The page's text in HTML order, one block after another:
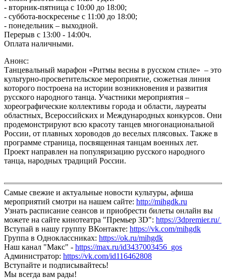
- вторник-пятница с 10:00 до 18:00;
- суббота-воскресенье с 11:00 до 18:00;
- понедельник – выходной.
Перерыв с 13:00 - 14:00ч.
Оплата наличными.
Анонс:
Танцевальный марафон «Ритмы весны в русском стиле» – это
культурно-просветительское мероприятие, сюжетная линия
которого построена на истории возникновения и развития
русского народного танца. Участники мероприятия –
хореографические коллективы города и области, лауреаты
областных, Всероссийских и Международных конкурсов. Они
продемонстрируют всю красоту танцев многонациональной
России, от плавных хороводов до веселых плясовых. Также в
программе страница, посвященная танцам военных лет.
Проект направлен на популяризацию русского народного
танца, народных традиций России.
Самые свежие и актуальные новости культуры, афиша
мероприятий смотри на нашем сайте: http://mihgdk.ru
Узнать расписание сеансов и приобрести билеты онлайн вы
можете на сайте кинотеатра "Премьер 3D": https://3dpremier.ru/
Вступай в нашу группу ВКонтакте: https://vk.com/mihgdk
Группа в Одноклассниках: https://ok.ru/mihgdk
Наш канал "Макс" - https://max.ru/id3437003456_gos
Администратор: https://vk.com/id116462808
Вступайте и подписывайтесь!
Мы всегда вам рады!